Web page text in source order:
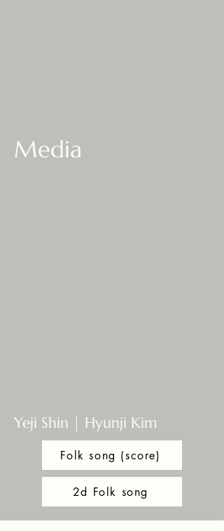
Media
Yeji Shin | Hyunji Kim
Folk song (score)
2d Folk song